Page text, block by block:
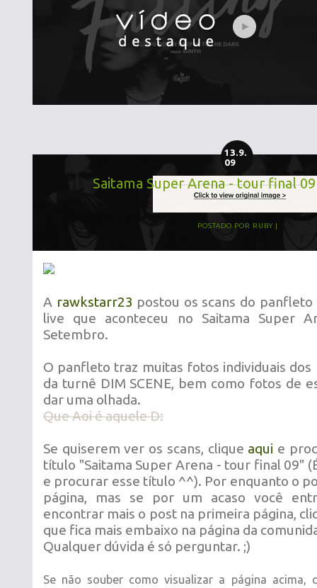
13.9.
09
Saitama Super Arena - tour final
POSTADO POR RUBY
A rawkstarr23 postou os scans do
live que aconteceu no Saitama Super
Setembro.
O panfleto traz muitas fotos individuais dos
da turnê DIM SCENE, bem como fotos de
dar uma olhada.
Que Aoi é aquele D:
Se quiserem ver os scans, clique aqui e
título "Saitama Super Arena - tour final 09"
e procurar esse título ^^). Por enquanto o
página, mas se por um acaso você
encontrar mais o post na primeira página,
que fica mais embaixo na página da
Qualquer dúvida é só perguntar. ;)
Se não souber como visualizar a página acima,